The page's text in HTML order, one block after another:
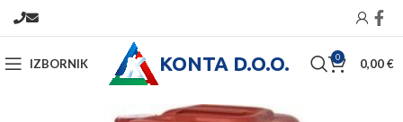
IZBORNIK KONTA D.O.O. 0 0,00€